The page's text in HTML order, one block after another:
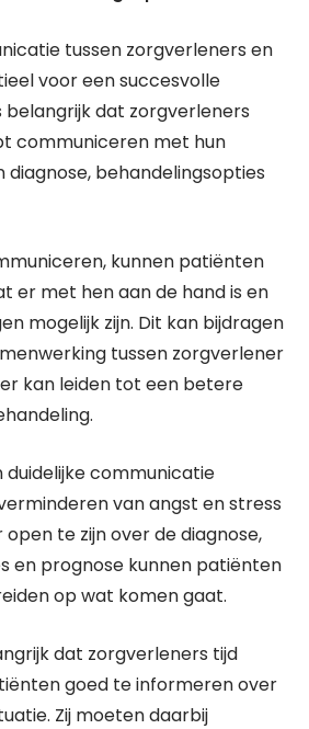
tussen zorgverleners en
voor een succesvolle
belangrijk dat zorgverleners
communiceren met hun
behandelingsopties
kunnen patiënten
er met hen aan de hand is en
mogelijk zijn. Dit kan bijdragen
tussen zorgverlener
kan leiden tot een betere
duidelijke communicatie
van angst en stress
te zijn over de diagnose,
en prognose kunnen patiënten
op wat komen gaat.
dat zorgverleners tijd
goed te informeren over
Zij moeten daarbij